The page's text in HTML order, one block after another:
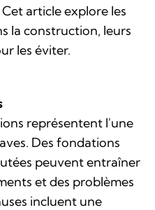
article explore les
la construction, leurs
les éviter.
représentent l'une
Des fondations
peuvent entraîner
et des problèmes
incluent une